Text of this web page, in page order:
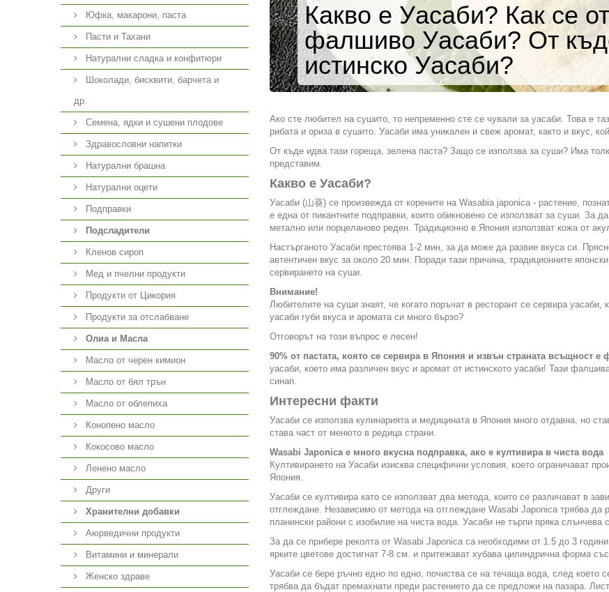
Юфка, макарони, паста
Пасти и Тахани
Натурални сладка и конфитюри
Шоколади, бисквити, барчета и
др.
Семена, ядки и сушени плодове
Здравословни напитки
Натурални брашна
Натурални оцети
Подправки
Подсладители
Кленов сироп
Мед и пчелни продукти
Продукти от Цикория
Продукти за отслабване
Олиа и Масла
Масло от черен кимион
Масло от бял трън
Масло от облепиха
Конопено масло
Кокосово масло
Ленено масло
Други
Хранителни добавки
Аюрведични продукти
Витамини и минерали
Женско здраве
Какво е Уасаби? Как се
фалшиво Уасаби? От
истинско Уасаби?
Ако сте любител на сушито, то непременно сте се чували за уасаби. Това е
рибата и ориза в сушито. Уасаби има уникален и свеж аромат, както и вкус,
От къде идва тази гореща, зелена паста? Защо се използва за суши? Има
представим.
Какво е Уасаби?
Уасаби (山葵) се произвежда от корените на Wasabia japonica - растение,
е една от пикантните подправки, които обикновено се използват за суши. За
метално или порцеланово реден. Традиционно в Япония използват кожа от
Настърганото Уасаби престоява 1-2 мин, за да може да развие вкуса си.
автентичен вкус за около 20 мин. Поради тази причина, традиционните
сервирането на суши.
Внимание!
Любителите на суши знаят, че когато поръчат в ресторант се сервира
уасаби губи вкуса и аромата си много бързо?
Отговорът на този въпрос е лесен!
90% от пастата, която се сервира в Япония и извън страната всъщност е
уасаби, което има различен вкус и аромат от истинското уасаби! Тази
синап.
Интересни факти
Уасаби се използва кулинарията и медицината в Япония много отдавна, но
става част от менюто в редица страни.
Wasabi Japonica е много вкусна подправка, ако е култивира в чиста вода
Култивирането на Уасаби изисква специфични условия, което ограничават
Япония.
Уасаби се култивира като се използват два метода, които се различават в
отглеждане. Независимо от метода на отглеждане Wasabi Japonica трябва да
планински райони с изобилие на чиста вода. Уасаби не търпи пряка слънчева
За да се прибере реколта от Wasabi Japonica са необходими от 1.5 до 3
ярките цветове достигнат 7-8 см. и притежават хубава цилиндрична форма
Уасаби се бере ръчно едно по едно, почиства се на течаща вода, след което
трябва да бъдат премахнати преди растението да се предложи на пазара.